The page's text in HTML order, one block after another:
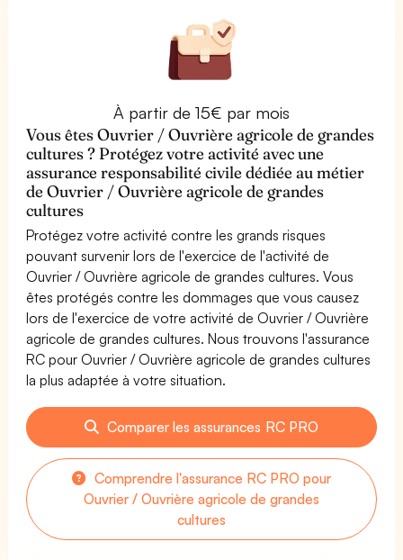
À partir de 15€ par mois
Vous êtes Ouvrier / Ouvrière agricole de grandes
cultures ? Protégez votre activité avec une
assurance responsabilité civile dédiée au métier
de Ouvrier / Ouvrière agricole de grandes
cultures
Protégez votre activité contre les grands risques
pouvant survenir lors de l'exercice de l'activité de
Ouvrier / Ouvrière agricole de grandes cultures. Vous
êtes protégés contre les dommages que vous causez
lors de l'exercice de votre activité de Ouvrier / Ouvrière
agricole de grandes cultures. Nous trouvons l'assurance
RC pour Ouvrier / Ouvrière agricole de grandes cultures
la plus adaptée à votre situation.
Comparer les assurances RC PRO
Comprendre l'assurance RC PRO pour
Ouvrier / Ouvrière agricole de grandes
cultures